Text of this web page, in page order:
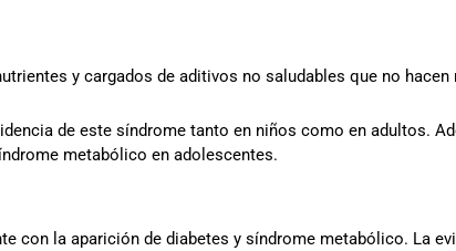
y cargados de aditivos no saludables que no hacen
de este síndrome tanto en niños como en adultos.
metabólico en adolescentes.
con la aparición de diabetes y síndrome metabólico. La